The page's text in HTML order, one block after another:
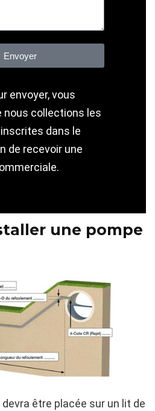
Envoyer
envoyer, vous
nous collections les
dans le
de recevoir une
une pompe
être placée sur un lit de